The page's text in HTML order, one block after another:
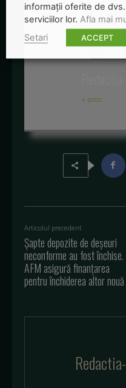
+ posts
Articolul precedent
Șapte depozite de deșeuri
neconforme au fost închise.
AFM asigură finanțarea
pentru închiderea altor nouă
informații oferite de
serviciilor lor. Afla mai
Setari
ACCEPT